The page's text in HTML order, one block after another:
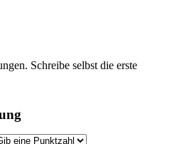
Schreibe selbst die erste